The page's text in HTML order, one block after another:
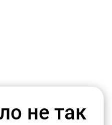
не так